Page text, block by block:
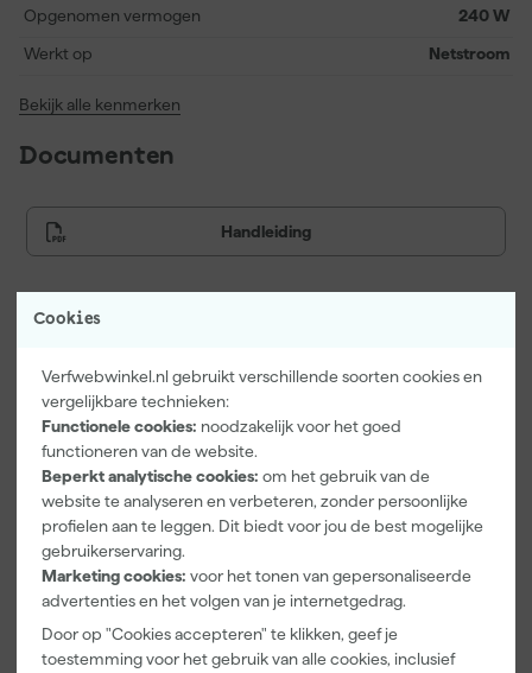
Cookies
Verfwebwinkel.nl gebruikt verschillende soorten cookies en
vergelijkbare technieken:
Functionele cookies: noodzakelijk voor het goed
functioneren van de website.
Beperkt analytische cookies: om het gebruik van de
website te analyseren en verbeteren, zonder persoonlijke
profielen aan te leggen. Dit biedt voor jou de best mogelijke
gebruikerservaring.
Marketing cookies: voor het tonen van gepersonaliseerde
advertenties en het volgen van je internetgedrag.
Door op "Cookies accepteren" te klikken, geef je
toestemming voor het gebruik van alle cookies, inclusief
direct een aangenamer binnenklimaat voor jou en je gezin.
Opgenomen vermogen
240 W
Werkt op Netstroom
Bekijk alle kenmerken
Documenten
Handleiding
Onze Top 10
Rilly Multi
Ontvetter en